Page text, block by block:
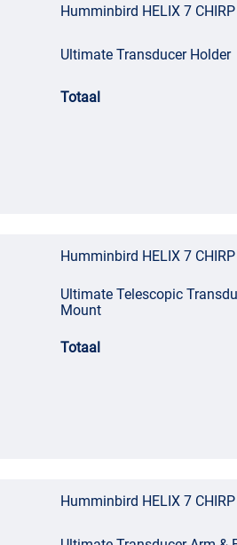
Humminbird HELIX 7
Ultimate Transducer Holder
Totaal
Humminbird HELIX 7
Ultimate Telescopic
Mount
Totaal
Humminbird HELIX 7